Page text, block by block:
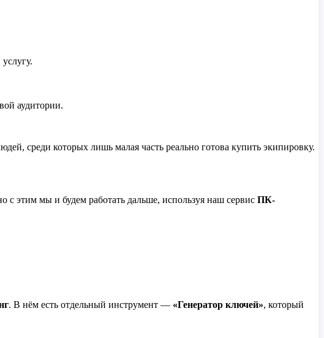
аудитории.
среди которых лишь малая часть реально готова купить экипировку.
этим мы и будем работать дальше, используя наш сервис ПК-
. В нём есть отдельный инструмент — «Генератор ключей», который